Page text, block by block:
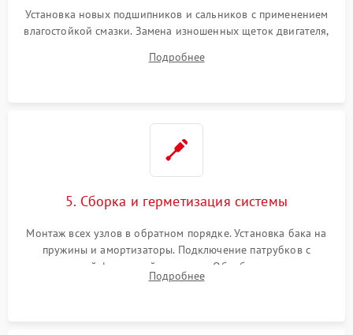
Установка новых подшипников и сальников с применением
влагостойкой смазки. Замена изношенных щеток двигателя,
или поврежденной резиновой манжеты.
Подробнее
5. Сборка и герметизация системы
Монтаж всех узлов в обратном порядке. Установка бака на
пружины и амортизаторы. Подключение патрубков с
надежной фиксацией хомутами. Обработка стыков
герметиком для предотвращения возможных протечек воды.
Подробнее